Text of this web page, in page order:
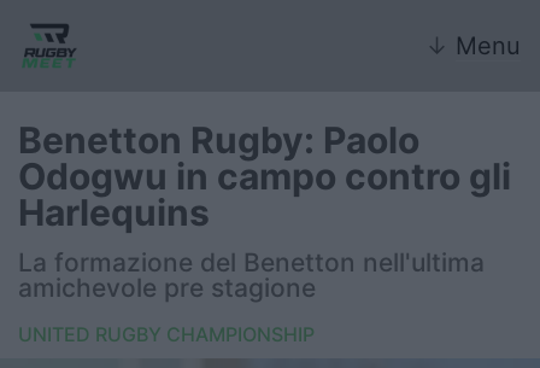
↓ Menu
Nazionale
Nazionali giovanili
Rugby Sevens
Benetton Rugby: Paolo
Odogwu in campo contro gli
Harlequins
La formazione del Benetton nell'ultima
amichevole pre stagione
UNITED RUGBY CHAMPIONSHIP